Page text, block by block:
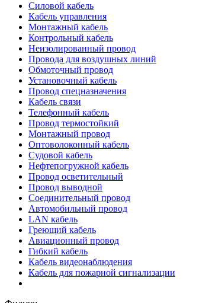
Силовой кабель
Кабель управления
Монтажный кабель
Контрольный кабель
Неизолированный провод
Провода для воздушных линий
Обмоточный провод
Установочный кабель
Провод спецназначения
Кабель связи
Телефонный кабель
Провод термостойкий
Монтажный провод
Оптоволоконный кабель
Судовой кабель
Нефтепогружной кабель
Провод осветительный
Провод выводной
Соединительный провод
Автомобильный провод
LAN кабель
Греющий кабель
Авиационный провод
Гибкий кабель
Кабель видеонаблюдения
Кабель для пожарной сигнализации